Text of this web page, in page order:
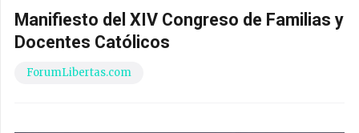
Manifiesto del XIV Congreso de Familias y
Docentes Católicos
ForumLibertas.com